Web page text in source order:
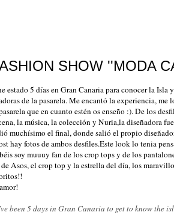
SHOW ''MODA
estado 5 días en Gran Canaria para conocer la
de la pasarela. Me encantó la experiencia, me
que en cuanto estén os enseño :). De los
la música, la colección y Nuria,la diseñadora
muchísimo el final, donde salió el propio
hay fotos de ambos desfiles.Este look lo tenia
soy muuuy fan de los crop tops y de los
Asos, el crop top y la estrella del día, los
been 5 days in Gran Canaria to get to know the